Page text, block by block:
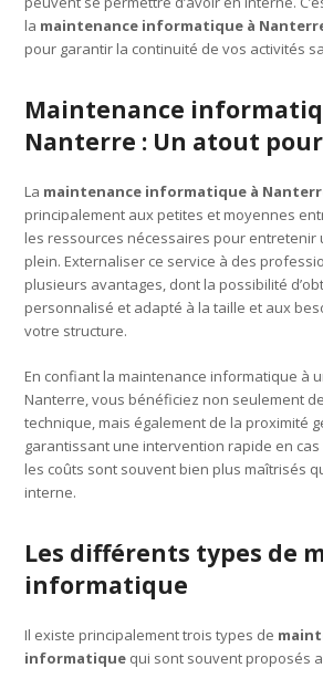
la maintenance informatique à
pour garantir la continuité de vos activités
Maintenance
Nanterre : Un atout pour
La maintenance informatique à
principalement aux petites et moyennes
les ressources nécessaires pour entretenir
plein. Externaliser ce service à des
plusieurs avantages, dont la possibilité
personnalisé et adapté à la taille et aux
votre structure.
En confiant la maintenance informatique à
Nanterre, vous bénéficiez non seulement
technique, mais également de la proximité
garantissant une intervention rapide en
les coûts sont souvent bien plus maîtrisés
interne.
Les différents types de
informatique
Il existe principalement trois types de
informatique qui sont souvent proposés